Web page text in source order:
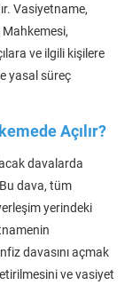
Vasiyetname,
ve ilgili kişilere
yasal süreç
Açılır?
davalarda
dava, tüm
yerindeki
davasını açmak
ve vasiyet